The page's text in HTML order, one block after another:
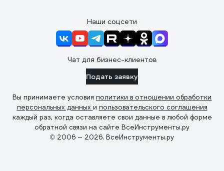
Наши соцсети
Чат для бизнес-клиентов
Подать заявку
Вы принимаете условия политики в отношении обработки
персональных данных и пользовательского соглашения
каждый раз, когда оставляете свои данные в любой форме
обратной связи на сайте ВсеИнструменты.ру
© 2006 — 2026. ВсеИнструменты.ру